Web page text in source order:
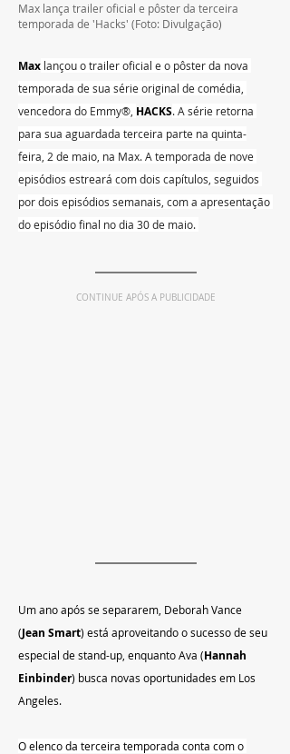
Max lança trailer oficial e pôster da terceira
temporada de 'Hacks' (Foto: Divulgação)
Max lançou o trailer oficial e o pôster da nova
temporada de sua série original de comédia,
vencedora do Emmy®, HACKS. A série retorna
para sua aguardada terceira parte na quinta-
feira, 2 de maio, na Max. A temporada de nove
episódios estreará com dois capítulos, seguidos
por dois episódios semanais, com a apresentação
do episódio final no dia 30 de maio.
CONTINUE APÓS A PUBLICIDADE
Um ano após se separarem, Deborah Vance
(Jean Smart) está aproveitando o sucesso de seu
especial de stand-up, enquanto Ava (Hannah
Einbinder) busca novas oportunidades em Los
Angeles.
O elenco da terceira temporada conta com o